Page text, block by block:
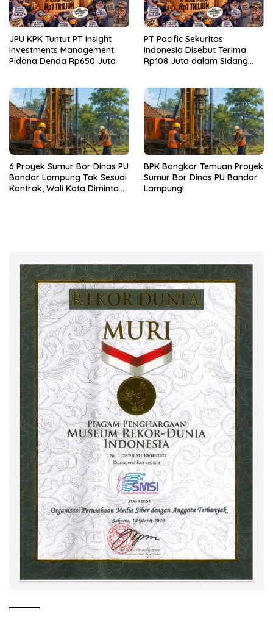
JPU KPK Tuntut PT Insight
Investments Management
Pidana Denda Rp650 Juta
PT Pacific Sekuritas
Indonesia Disebut Terima
Rp108 Juta dalam Sidang
6 Proyek Sumur Bor Dinas PU
Bandar Lampung Tak Sesuai
Kontrak, Wali Kota Diminta
BPK Bongkar Temuan Proyek
Sumur Bor Dinas PU Bandar
Lampung!